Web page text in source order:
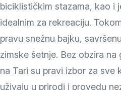
biciklističkim stazama, kao i
idealnim za rekreaciju.
pravu snežnu bajku,
zimske šetnje. Bez obzira
na Tari su pravi izbor za sve
uživaju u prirodi i provedu